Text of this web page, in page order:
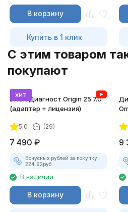
В корзину
Купить в 1 клик
C этим товаром
покупают
хит
ВАСЯ Диагност Origin 25.7.0
(адаптер + лицензия)
5.0 (29)
7 490 ₽
Бонусных рублей за покупку:
224.92руб.
В наличии
В корзину
9